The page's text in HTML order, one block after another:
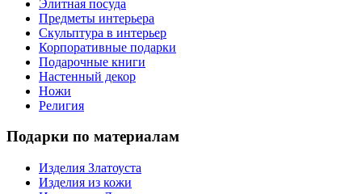
Элитная посуда
Предметы интерьера
Скульптура в интерьер
Корпоративные подарки
Подарочные книги
Настенный декор
Ножи
Религия
Подарки по материалам
Изделия Златоуста
Изделия из кожи